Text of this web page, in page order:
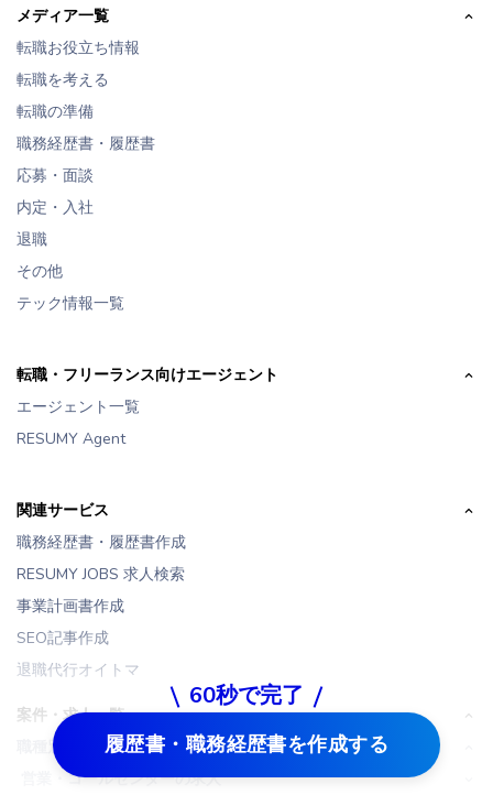
60秒で完了
履歴書・職務経歴書を作成する
メディア一覧
転職お役立ち情報
転職を考える
転職の準備
職務経歴書・履歴書
応募・面談
内定・入社
退職
その他
テック情報一覧
転職・フリーランス向けエージェント
エージェント一覧
RESUMY Agent
関連サービス
職務経歴書・履歴書作成
RESUMY JOBS 求人検索
事業計画書作成
SEO記事作成
退職代行オイトマ
案件・求人一覧
職種別求人
営業・コールセンターの求人